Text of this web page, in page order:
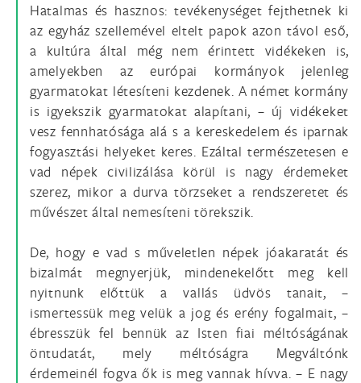
Hatalmas és hasznos: tevékenységet fejthetnek ki
az egyház szellemével eltelt papok azon távol eső,
a kultúra által még nem érintett vidékeken is,
amelyekben az európai kormányok jelenleg
gyarmatokat létesíteni kezdenek. A német kormány
is igyekszik gyarmatokat alapítani, – új vidékeket
vesz fennhatósága alá s a kereskedelem és iparnak
fogyasztási helyeket keres. Ezáltal természetesen e
vad népek civilizálása körül is nagy érdemeket
szerez, mikor a durva törzseket a rendszeretet és
művészet által nemesíteni törekszik.
De, hogy e vad s műveletlen népek jóakaratát és
bizalmát megnyerjük, mindenekelőtt meg kell
nyitnunk előttük a vallás üdvös tanait, –
ismertessük meg velük a jog és erény fogalmait, –
ébresszük fel bennük az Isten fiai méltóságának
öntudatát, mely méltóságra Megváltónk
érdemeinél fogva ők is meg vannak hívva. – E nagy